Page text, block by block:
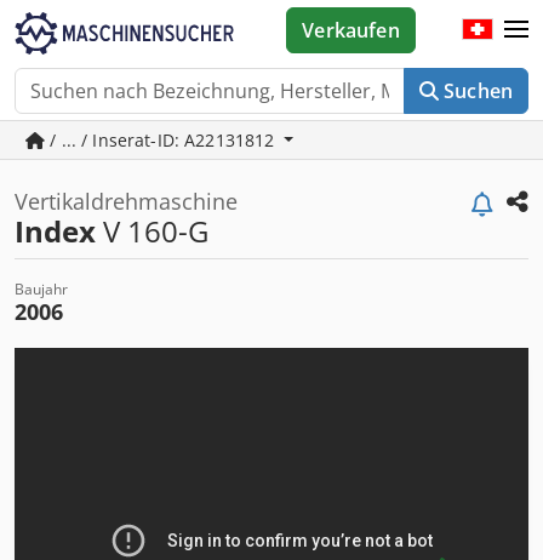
Suchen
Verkaufen
/ ... / Inserat-ID: A22131812
Vertikaldrehmaschine
IndexV 160-G
Baujahr
2006